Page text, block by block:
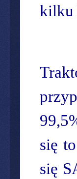
kilku
się
się